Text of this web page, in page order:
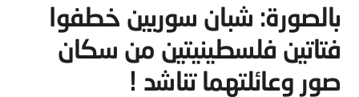
بالصورة: شبان سوريين خطفوا
فتاتين فلسطينيتين من سكان
صور وعائلتهما تناشد !